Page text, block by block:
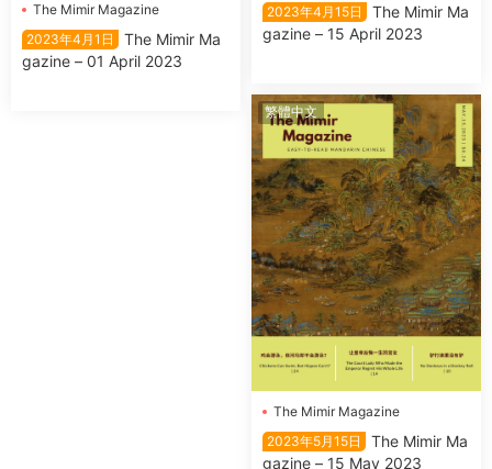
The Mimir Magazine
2023年4月1日
The Mimir Ma
gazine – 01 April 2023
2023年4月15日
The Mimir Ma
gazine – 15 April 2023
繁體中文
The Mimir Magazine
2023年5月15日
The Mimir Ma
gazine – 15 May 2023